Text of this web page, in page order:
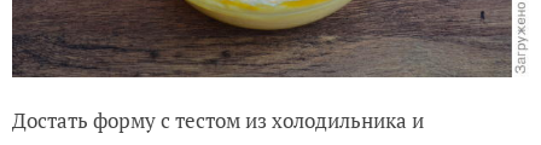
Достать форму с тестом из холодильника и